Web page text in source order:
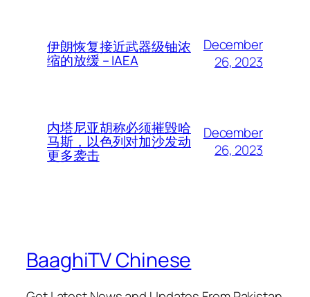
伊朗恢复接近武器级铀浓
缩的放缓 – IAEA
December
26, 2023
内塔尼亚胡称必须摧毁哈
马斯，以色列对加沙发动
更多袭击
December
26, 2023
BaaghiTV Chinese